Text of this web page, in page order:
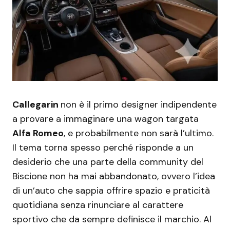
Callegarin non è il primo designer indipendente
a provare a immaginare una wagon targata
Alfa Romeo, e probabilmente non sarà l’ultimo.
Il tema torna spesso perché risponde a un
desiderio che una parte della community del
Biscione non ha mai abbandonato, ovvero l’idea
di un’auto che sappia offrire spazio e praticità
quotidiana senza rinunciare al carattere
sportivo che da sempre definisce il marchio. Al